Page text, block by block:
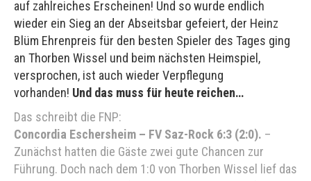
auf zahlreiches Erscheinen! Und so wurde endlich
wieder ein Sieg an der Abseitsbar gefeiert, der Heinz
Blüm Ehrenpreis für den besten Spieler des Tages ging
an Thorben Wissel und beim nächsten Heimspiel,
versprochen, ist auch wieder Verpflegung
vorhanden! Und das muss für heute reichen…
Das schreibt die FNP:
Concordia Eschersheim – FV Saz-Rock 6:3 (2:0). –
Zunächst hatten die Gäste zwei gute Chancen zur
Führung. Doch nach dem 1:0 von Thorben Wissel lief das